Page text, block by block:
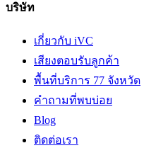
บริษัท
เกี่ยวกับ iVC
เสียงตอบรับลูกค้า
พื้นที่บริการ 77 จังหวัด
คำถามที่พบบ่อย
Blog
ติดต่อเรา